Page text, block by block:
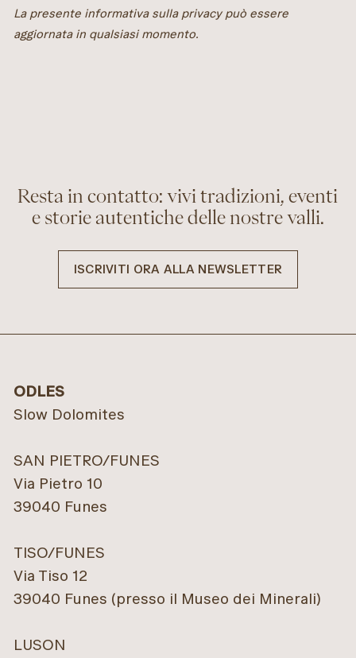
La presente informativa sulla privacy può essere
aggiornata in qualsiasi momento.
Resta in contatto: vivi tradizioni, eventi
e storie autentiche delle nostre valli.
ISCRIVITI ORA ALLA NEWSLETTER
ODLES
Slow Dolomites
SAN PIETRO/FUNES
Via Pietro 10
39040 Funes
TISO/FUNES
Via Tiso 12
39040 Funes (presso il Museo dei Minerali)
LUSON